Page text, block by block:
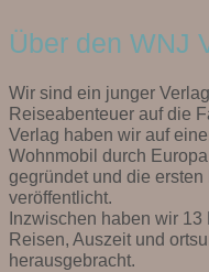
Über den WNJ
Wir sind ein junger
Reiseabenteuer auf die
Verlag haben wir auf
Wohnmobil durch
gegründet und die
veröffentlicht.
Inzwischen haben wir
Reisen, Auszeit und
herausgebracht.